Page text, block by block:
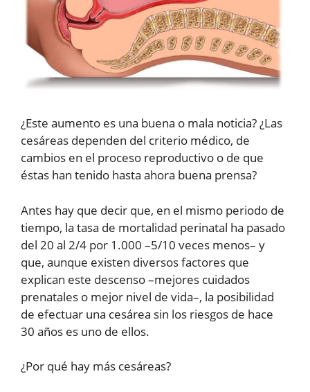
¿Este aumento es una buena o mala noticia? ¿Las
cesáreas dependen del criterio médico, de
cambios en el proceso reproductivo o de que
éstas han tenido hasta ahora buena prensa?
Antes hay que decir que, en el mismo periodo de
tiempo, la tasa de mortalidad perinatal ha pasado
del 20 al 2/4 por 1.000 –5/10 veces menos– y
que, aunque existen diversos factores que
explican este descenso –mejores cuidados
prenatales o mejor nivel de vida–, la posibilidad
de efectuar una cesárea sin los riesgos de hace
30 años es uno de ellos.
¿Por qué hay más cesáreas?